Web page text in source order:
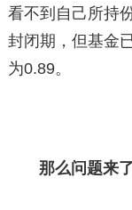
看不到自己所持
封闭期，但基金
为0.89。
那么问题来了